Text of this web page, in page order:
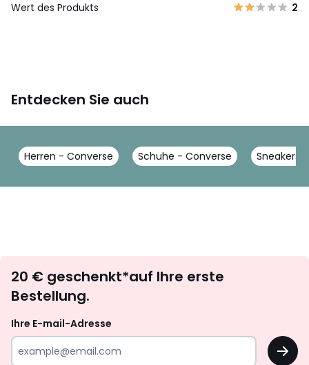
Wert des Produkts
2
Entdecken Sie auch
Herren - Converse Schuhe - Converse Sneakers
abonnieren
20 € geschenkt*auf Ihre erste
Bestellung.
Ihre E-mail-Adresse
OK